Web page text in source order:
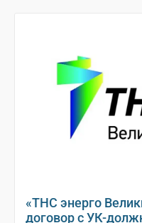
«ТНС энерго
договор с УК-